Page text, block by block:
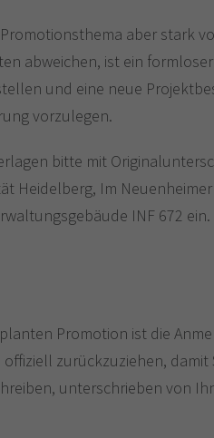
aber stark
abweichen, ist ein
und eine neue
vorzulegen.
bitte mit
Heidelberg, Im
INF 672 ein.
Promotion ist die
zurückzuziehen, damit
unterschrieben von